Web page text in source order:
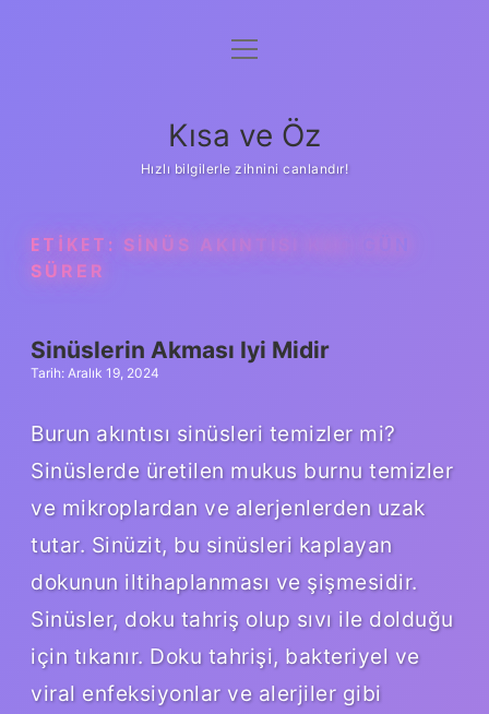
Anasayfa
Yasal Uyarı
menüyü
Kısa ve Öz
Hızlı bilgilerle zihnini canlandır!
ETIKET: SINÜS AKINTISI KAÇ GÜN
SÜRER
Sinüslerin Akması Iyi Midir
Tarih: Aralık 19, 2024
Burun akıntısı sinüsleri temizler mi?
Sinüslerde üretilen mukus burnu temizler
ve mikroplardan ve alerjenlerden uzak
tutar. Sinüzit, bu sinüsleri kaplayan
dokunun iltihaplanması ve şişmesidir.
Sinüsler, doku tahriş olup sıvı ile dolduğu
için tıkanır. Doku tahrişi, bakteriyel ve
viral enfeksiyonlar ve alerjiler gibi